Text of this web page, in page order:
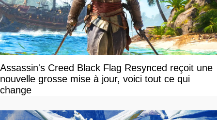
Assassin's Creed Black Flag Resynced reçoit une
nouvelle grosse mise à jour, voici tout ce qui
change